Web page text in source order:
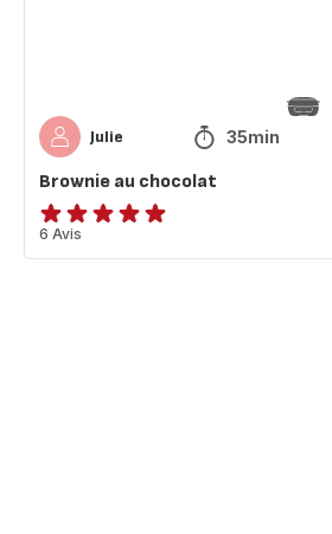
Julie 35min
Brownie au chocolat
ratings.4.9
6 Avis